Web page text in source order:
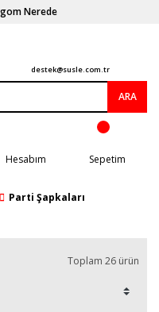
Nerede
destek@susle.com.tr
ARA
Hesabım Sepetim
Parti Şapkaları
Toplam 26 ürün